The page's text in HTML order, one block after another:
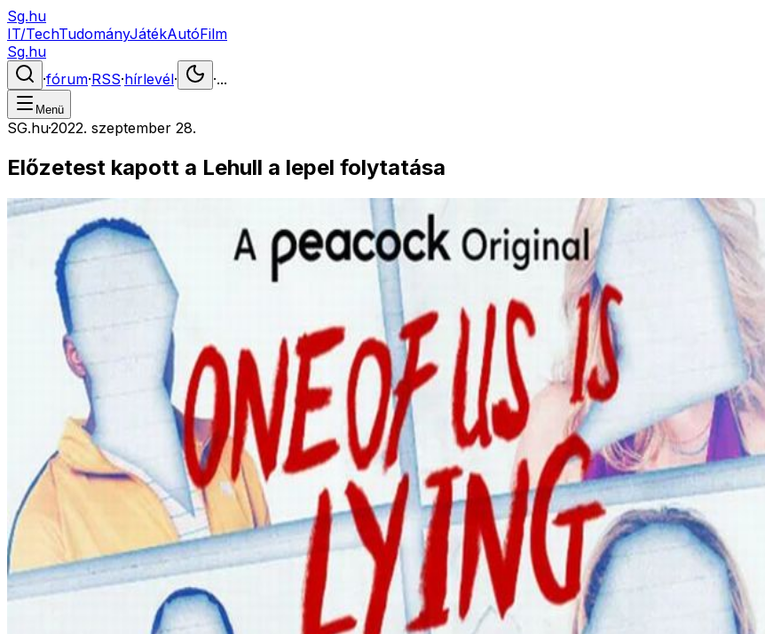
Sg.hu
IT/TechTudományJátékAutóFilm
Sg.hu
·fórum·RSS·hírlevél· ·...
Menü
SG.hu·2022. szeptember 28.
Előzetest kapott a Lehull a lepel folytatása